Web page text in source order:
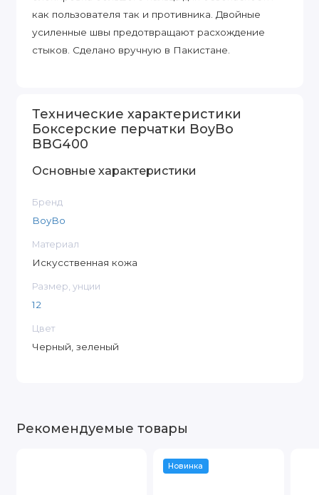
как пользователя так и противника. Двойные
усиленные швы предотвращают расхождение
стыков. Сделано вручную в Пакистане.
Технические характеристики
Боксерские перчатки BoyBo
BBG400
Основные характеристики
Бренд
BoyBo
Материал
Искусственная кожа
Размер, унции
12
Цвет
Черный, зеленый
Рекомендуемые товары
Новинка